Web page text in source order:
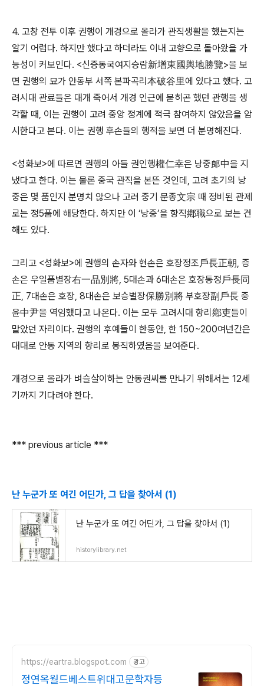
4. 고창 전투 이후 권행이 개경으로 올라가 관직생활을 했는지는
알기 어렵다. 하지만 했다고 하더라도 이내 고향으로 돌아왔을 가
능성이 커보인다. <신증동국여지승람新增東國輿地勝覽>을 보
면 권행의 묘가 안동부 서쪽 본파곡리本破谷里에 있다고 했다. 고
려시대 관료들은 대개 죽어서 개경 인근에 묻히곤 했던 관행을 생
각할 때, 이는 권행이 고려 중앙 정계에 적극 참여하지 않았음을 암
시한다고 본다. 이는 권행 후손들의 행적을 보면 더 분명해진다.
<성화보>에 따르면 권행의 아들 권인행權仁幸은 낭중郎中을 지
냈다고 한다. 이는 물론 중국 관직을 본뜬 것인데, 고려 초기의 낭
중은 몇 품인지 분명치 않으나 고려 중기 문종文宗 때 정비된 관제
로는 정5품에 해당한다. 하지만 이 ‘낭중’을 향직鄕職으로 보는 견
해도 있다.
그리고 <성화보>에 권행의 손자와 현손은 호장정조戶長正朝, 증
손은 우일품별장右一品別將, 5대손과 6대손은 호장동정戶長同
正, 7대손은 호장, 8대손은 보승별장保勝別將 부호장副戶長 중
윤中尹을 역임했다고 나온다. 이는 모두 고려시대 향리鄕吏들이
맡았던 자리이다. 권행의 후예들이 한동안, 한 150~200여년간은
대대로 안동 지역의 향리로 봉직하였음을 보여준다.
개경으로 올라가 벼슬살이하는 안동권씨를 만나기 위해서는 12세
기까지 기다려야 한다.
*** previous article ***
난 누군가 또 여긴 어딘가, 그 답을 찾아서 (1)
난 누군가 또 여긴 어딘가, 그 답을 찾아서 (1)
historylibrary.net
https://eartra.blogspot.com 광고
정연옥월드베스트위대고문학자등